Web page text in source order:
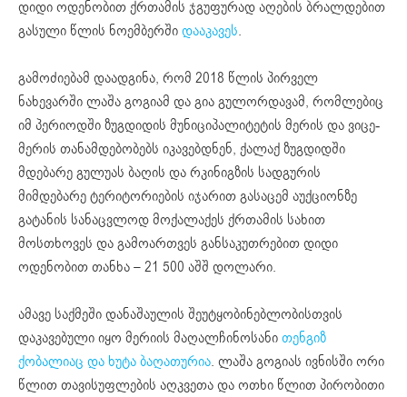
დიდი ოდენობით ქრთამის ჯგუფურად აღების ბრალდებით
გასული წლის ნოემბერშიდააკავეს.
გამოძიებამ დაადგინა, რომ 2018 წლის პირველ
ნახევარში ლაშა გოგიამ და გია გულორდავამ, რომლებიც
იმ პერიოდში ზუგდიდის მუნიციპალიტეტის მერის და ვიცე-
მერის თანამდებობებს იკავებდნენ, ქალაქ ზუგდიდში
მდებარე გულუას ბაღის და რკინიგზის სადგურის
მიმდებარე ტერიტორიების იჯარით გასაცემ აუქციონზე
გატანის სანაცვლოდ მოქალაქეს ქრთამის სახით
მოსთხოვეს და გამოართვეს განსაკუთრებით დიდი
ოდენობით თანხა – 21 500 აშშ დოლარი.
ამავე საქმეში დანაშაულის შეუტყობინებლობისთვის
დაკავებული იყო მერიის მაღალჩინოსანითენგიზ
ქობალიაც და ხუტა ბაღათურია. ლაშა გოგიას ივნისში ორი
წლით თავისუფლების აღკვეთა და ოთხი წლით პირობითი